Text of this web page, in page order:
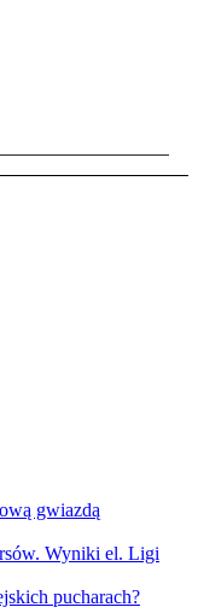
gwiazdą
Wyniki el. Ligi
pucharach?